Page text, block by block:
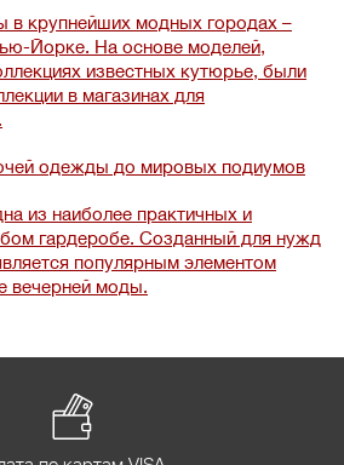
в крупнейших модных городах –
Йорке. На основе моделей,
известных кутюрье, были
в магазинах для
одежды до мировых подиумов
из наиболее практичных и
гардеробе. Созданный для нужд
популярным элементом
вечерней моды.